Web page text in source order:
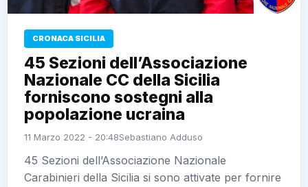
CRONACA SICILIA
45 Sezioni dell’Associazione
Nazionale CC della Sicilia
forniscono sostegni alla
popolazione ucraina
11 Marzo 2022 - 20:48Sebastiano Adduso
45 Sezioni dell’Associazione Nazionale
Carabinieri della Sicilia si sono attivate per fornire